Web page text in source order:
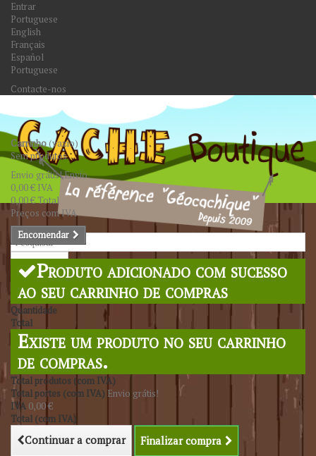
Entrar
Portuguese
English
Français
Español
Portuguese
Contacte-nos
Pesquisar
Carrinho(vazio)
Sem produtos
Envio grátis!Envio
0,00 € IVA
0,00 €Total
Preços com IVA
Encomendar
Produto adicionado com sucesso
ao seu carrinho de compras
Quantidade
Total
Existe um produto no seu carrinho
de compras.
Total produtos (com IVA)
Total portes (com IVA) Envio grátis!
IVA 0,00 €
Total (com IVA)
Continuar a comprar Finalizar compra